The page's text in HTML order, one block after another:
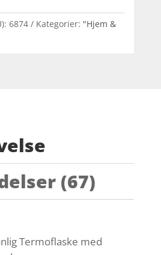
6874 Kategorier: "Hjem &
(67)
Termoflaske med